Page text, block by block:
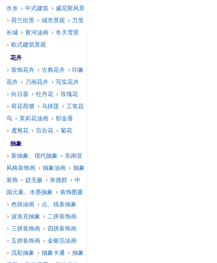
水乡
中式建筑
威尼斯风景
荷兰街景
城市景观
万里
长城
黄河油画
冬天雪景
欧式建筑景观
花卉
装饰花卉
古典花卉
印象
花卉
刀画花卉
写实花卉
向日葵
牡丹花
玫瑰花
荷花荷塘
马蹄莲
工笔花
鸟
茉莉花油画
郁金香
鸢尾花
百合花
菊花
抽象
新抽象、现代抽象
东南亚
风格装饰画
抽象油画
抽象
装饰
赵无极 朱德群
中
国元素、水墨抽象
装饰图案
色块油画
点、线条抽象
波洛克抽象
二拼装饰画
三拼装饰画
四拼装饰画
五拼装饰画
金银箔油画
流彩抽象
抽象卡通
抽象